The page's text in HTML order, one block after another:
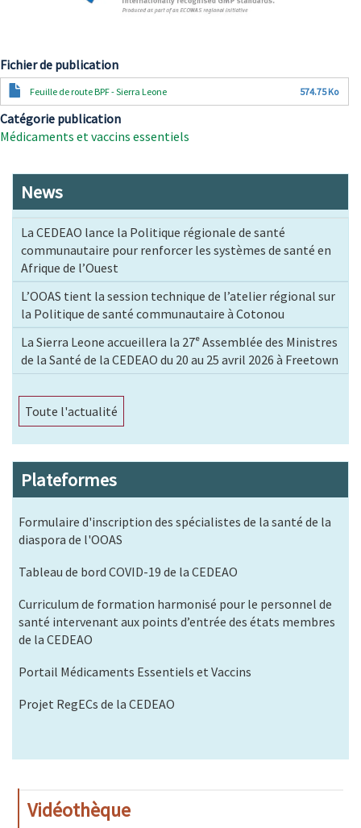
Fichier de publication
DocumentFeuille de route BPF - Sierra Leone 574.75 Ko
Catégorie publication
Médicaments et vaccins essentiels
News
La CEDEAO lance la Politique régionale de santé
communautaire pour renforcer les systèmes de santé en
Afrique de l’Ouest
L’OOAS tient la session technique de l’atelier régional sur
la Politique de santé communautaire à Cotonou
La Sierra Leone accueillera la 27ᵉ Assemblée des Ministres
de la Santé de la CEDEAO du 20 au 25 avril 2026 à Freetown
Toute l'actualité
Plateformes
Formulaire d'inscription des spécialistes de la santé de la
diaspora de l'OOAS
Tableau de bord COVID-19 de la CEDEAO
Curriculum de formation harmonisé pour le personnel de
santé intervenant aux points d’entrée des états membres
de la CEDEAO
Portail Médicaments Essentiels et Vaccins
Projet RegECs de la CEDEAO
Vidéothèque